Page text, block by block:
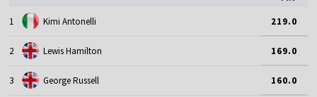
1 Kimi Antonelli 219.0
2 Lewis Hamilton 169.0
3 George Russell 160.0